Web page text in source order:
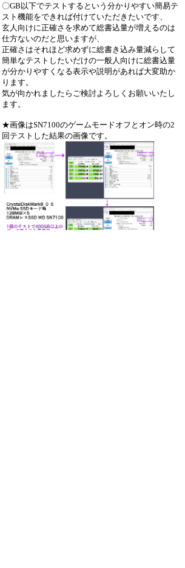
〇GB以下でテストするという分かりやすい簡易テ
スト機能をできれば付けていただきたいです、
玄人向けに正確さを求めて総書込量が増えるのは
仕方ないのだと思いますが、
正確さはそれほど求めずに総書き込み量減らして
簡単なテストしたいだけの一般人向けに総書込量
が分かりやすくなる表示や説明があれば大変助か
ります。
気が向かれましたらご検討よろしくお願いいたし
ます。
★画像はSN7100のゲームモードオフとオン時の2
回テストした結果の画像です。